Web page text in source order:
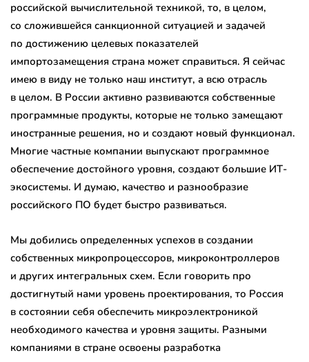
российской вычислительной техникой, то, в целом,
со сложившейся санкционной ситуацией и задачей
по достижению целевых показателей
импортозамещения страна может справиться. Я сейчас
имею в виду не только наш институт, а всю отрасль
в целом. В России активно развиваются собственные
программные продукты, которые не только замещают
иностранные решения, но и создают новый функционал.
Многие частные компании выпускают программное
обеспечение достойного уровня, создают большие ИТ-
экосистемы. И думаю, качество и разнообразие
российского ПО будет быстро развиваться.
Мы добились определенных успехов в создании
собственных микропроцессоров, микроконтроллеров
и других интегральных схем. Если говорить про
достигнутый нами уровень проектирования, то Россия
в состоянии себя обеспечить микроэлектроникой
необходимого качества и уровня защиты. Разными
компаниями в стране освоены разработка